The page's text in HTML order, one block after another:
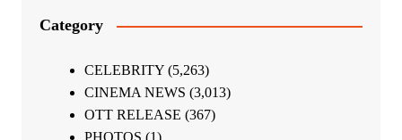
Category
CELEBRITY(5,263)
CINEMA NEWS (3,013)
OTT RELEASE (367)